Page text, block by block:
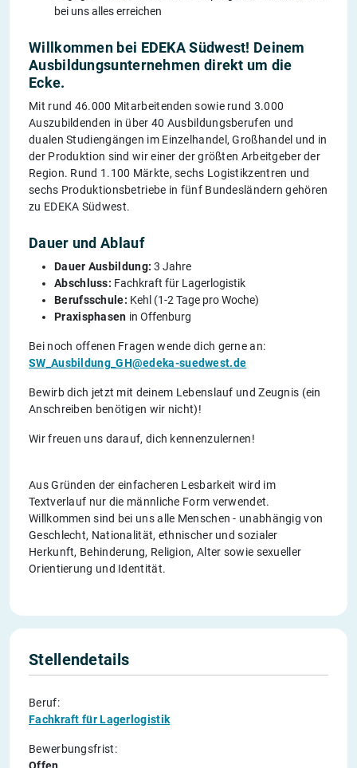
bei uns alles erreichen
Willkommen bei EDEKA Südwest! Deinem
Ausbildungsunternehmen direkt um die
Ecke.
Mit rund 46.000 Mitarbeitenden sowie rund 3.000
Auszubildenden in über 40 Ausbildungsberufen und
dualen Studiengängen im Einzelhandel, Großhandel und in
der Produktion sind wir einer der größten Arbeitgeber der
Region. Rund 1.100 Märkte, sechs Logistikzentren und
sechs Produktionsbetriebe in fünf Bundesländern gehören
zu EDEKA Südwest.
Dauer und Ablauf
Dauer Ausbildung:3 Jahre
Abschluss: Fachkraft für Lagerlogistik
Berufsschule: Kehl (1-2 Tage pro Woche)
Praxisphasen in Offenburg
Bei noch offenen Fragen wende dich gerne an:
SW_Ausbildung_GH@edeka-suedwest.de
Bewirb dich jetzt mit deinem Lebenslauf und Zeugnis (ein
Anschreiben benötigen wir nicht)!
Wir freuen uns darauf, dich kennenzulernen!
Aus Gründen der einfacheren Lesbarkeit wird im
Textverlauf nur die männliche Form verwendet.
Willkommen sind bei uns alle Menschen - unabhängig von
Geschlecht, Nationalität, ethnischer und sozialer
Herkunft, Behinderung, Religion, Alter sowie sexueller
Orientierung und Identität.
Stellendetails
Beruf:
Fachkraft für Lagerlogistik
Bewerbungsfrist: